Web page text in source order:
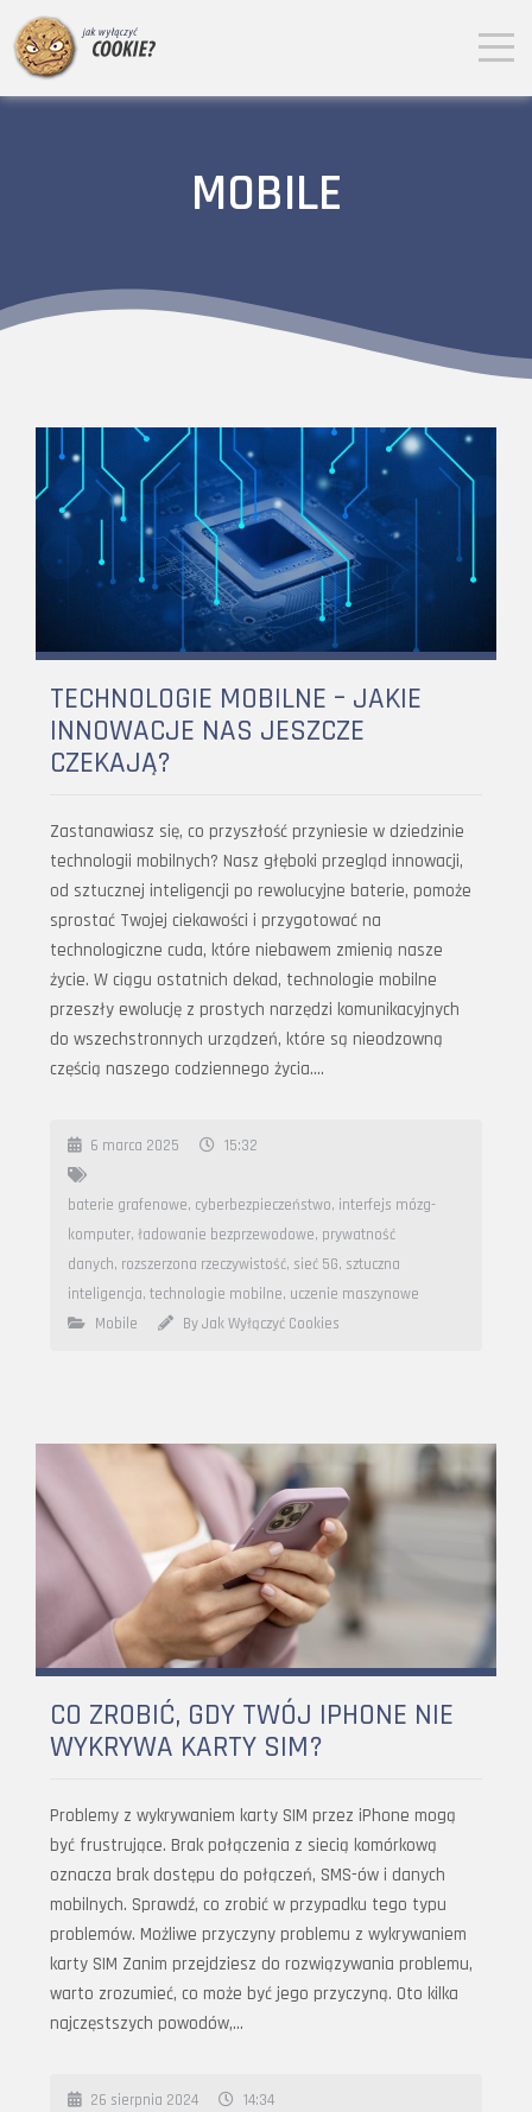
MOBILE
TECHNOLOGIE MOBILNE – JAKIE
INNOWACJE NAS JESZCZE
CZEKAJĄ?
Zastanawiasz się, co przyszłość przyniesie w dziedzinie
technologii mobilnych? Nasz głęboki przegląd innowacji,
od sztucznej inteligencji po rewolucyjne baterie, pomoże
sprostać Twojej ciekawości i przygotować na
technologiczne cuda, które niebawem zmienią nasze
życie. W ciągu ostatnich dekad, technologie mobilne
przeszły ewolucję z prostych narzędzi komunikacyjnych
do wszechstronnych urządzeń, które są nieodzowną
częścią naszego codziennego życia….
6 marca 2025 15:32
baterie grafenowe, cyberbezpieczeństwo, interfejs mózg-
komputer, ładowanie bezprzewodowe, prywatność
danych, rozszerzona rzeczywistość, sieć 5G, sztuczna
inteligencja, technologie mobilne, uczenie maszynowe
Mobile
By Jak Wyłączyć Cookies
CO ZROBIĆ, GDY TWÓJ IPHONE NIE
WYKRYWA KARTY SIM?
Problemy z wykrywaniem karty SIM przez iPhone mogą
być frustrujące. Brak połączenia z siecią komórkową
oznacza brak dostępu do połączeń, SMS-ów i danych
mobilnych. Sprawdź, co zrobić w przypadku tego typu
problemów. Możliwe przyczyny problemu z wykrywaniem
karty SIM Zanim przejdziesz do rozwiązywania problemu,
warto zrozumieć, co może być jego przyczyną. Oto kilka
najczęstszych powodów,…
26 sierpnia 2024 14:34